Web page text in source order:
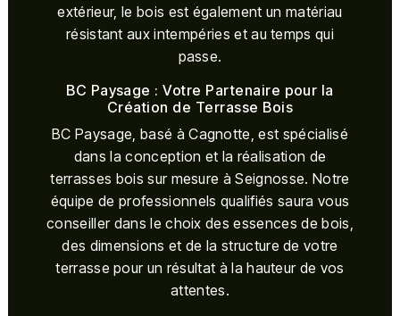
extérieur, le bois est également un matériau
résistant aux intempéries et au temps qui
passe.
BC Paysage : Votre Partenaire pour la
Création de Terrasse Bois
BC Paysage, basé à Cagnotte, est spécialisé
dans la conception et la réalisation de
terrasses bois sur mesure à Seignosse. Notre
équipe de professionnels qualifiés saura vous
conseiller dans le choix des essences de bois,
des dimensions et de la structure de votre
terrasse pour un résultat à la hauteur de vos
attentes.